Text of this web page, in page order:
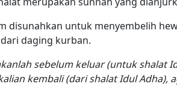
disunahkan untuk menyembelih
daging kurban.
sebelum keluar (untuk shalat
kembali (dari shalat Idul Adha),